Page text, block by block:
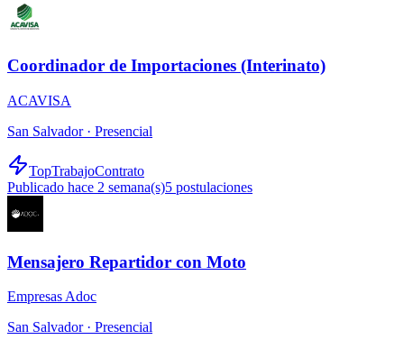
Coordinador de Importaciones (Interinato)
ACAVISA
San Salvador · Presencial
TopTrabajoContrato
Publicado hace 2 semana(s)5 postulaciones
Mensajero Repartidor con Moto
Empresas Adoc
San Salvador · Presencial